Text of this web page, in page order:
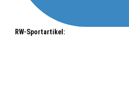
RW-Sportartikel: